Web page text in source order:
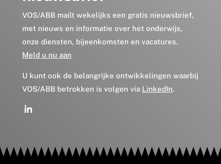
VOS/ABB mailt wekelijks een gratis nieuwsbrief,
met nieuws en informatie over het onderwijs,
onze diensten, bijeenkomsten en vacatures.
Meld u nu aan
U kunt ook de belangrijke ontwikkelingen waarbij
VOS/ABB betrokken is volgen via LinkedIn.